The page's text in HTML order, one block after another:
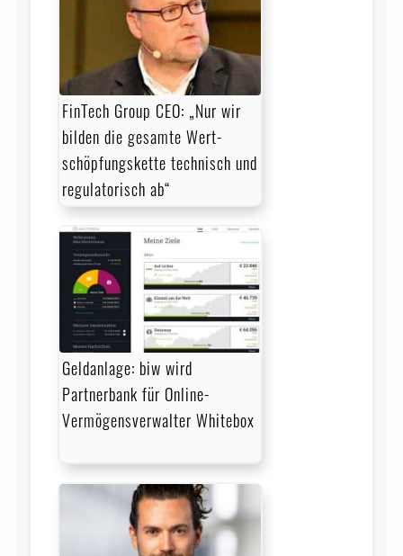
FinTech Group CEO: „Nur wir
bilden die gesamte Wert­
schöpfungskette technisch und
regulatorisch ab“
Geldanlage: biw wird
Partnerbank für Online-
Vermögensverwalter Whitebox